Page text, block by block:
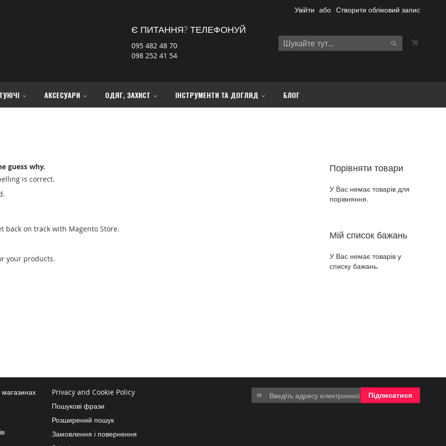
Увійти Створити обліковий запис
Search
Є ПИТАННЯ? ТЕЛЕФОНУЙ
095 482 48 70
098 252 41 54
АКСЕСУАРИ ОДЯГ, ЗАХИСТ ІНСТРУМЕНТИ ТА ДОГЛЯД БЛОГ
guess why.
is correct.
back on track with Magento Store.
your products.
Порівняти товари
У Вас немає товарів для
порівняння.
Мій список бажань
У Вас немає товарів у
списку бажань.
Підпишіться
на
Підписатися
магазинах
Privacy and Cookie Policy
Пошукові фрази
Розширений пошук
Замовлення і повернення